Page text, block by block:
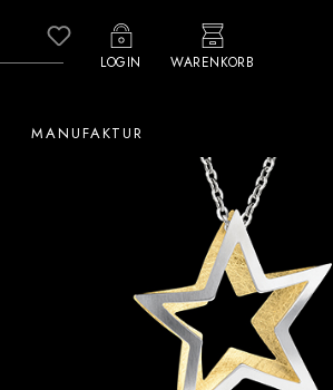
Du hast 0 Produkte auf dem
LOGIN WARENKORB
MANUFAKTUR